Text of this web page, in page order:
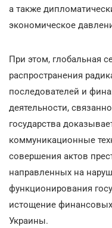
а также
экономическое
При этом, глобальная
распространения
последователей и
деятельности,
государства
коммуникационные
совершения актов
направленных на
функционирования
истощение
Украины.